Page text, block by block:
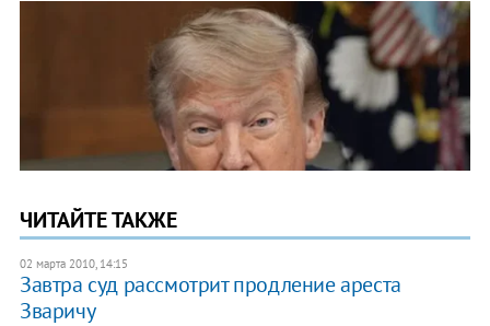
ЧИТАЙТЕ ТАКЖЕ
02 марта 2010, 14:15
Завтра суд рассмотрит продление ареста
Зваричу